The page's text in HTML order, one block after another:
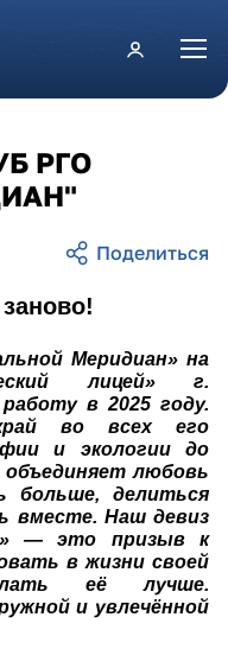
РГО
Меридиан» на
лицей» г.
в 2025 году.
во всех его
и экологии до
объединяет любовь
больше, делиться
вместе. Наш девиз
— это призыв к
в жизни своей
её лучше.
и увлечённой